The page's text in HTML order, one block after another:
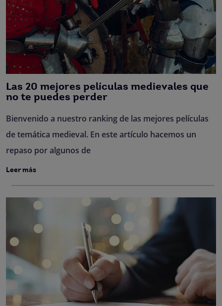
Las 20 mejores películas medievales que
no te puedes perder
Bienvenido a nuestro ranking de las mejores películas
de temática medieval. En este artículo hacemos un
repaso por algunos de
Leer más